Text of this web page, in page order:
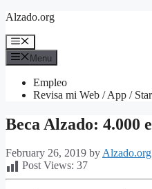
Skip
content
Alzado.org
Menu
Menu
Empleo
Revisa mi Web / App /
Beca Alzado: 4.000
February 26, 2019 byAlzado.org
Post Views: 37